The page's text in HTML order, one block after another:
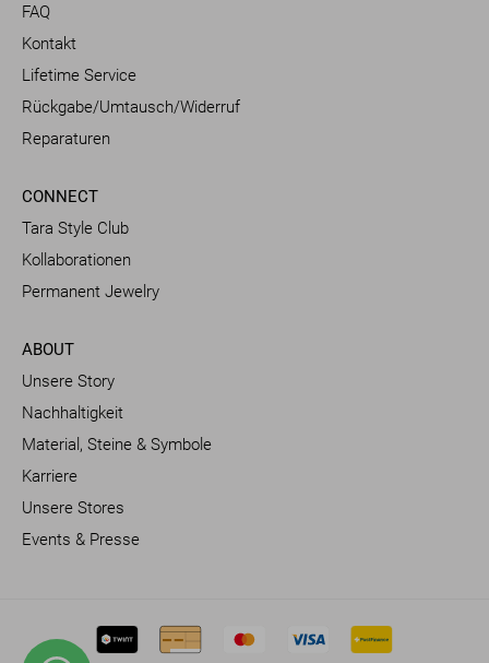
FAQ
Kontakt
Lifetime Service
Rückgabe/Umtausch/Widerruf
Reparaturen
CONNECT
Tara Style Club
Kollaborationen
Permanent Jewelry
ABOUT
Unsere Story
Nachhaltigkeit
Material, Steine & Symbole
Karriere
Unsere Stores
Events & Presse